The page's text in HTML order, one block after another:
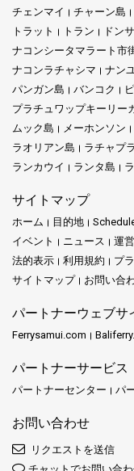
会社について
トラートに拠点を置
通ブランドです。こ
短距離フェリールー
は、スピード・安全
ムーズな体験を提供す
提供されるサービ
Seudamgoは、トラ
フェリーサービスを
型フェリーで、従来
座席、エアコン、清
ど）が整備されてい
す。
チェンマイ
チャーン島
トラット
トラン ドン
ナコンシータマラート市
ナコンラチャシマ
ナン
パンガン島
バンコク
プラチュワップキーリー
ムック島
メーホンソン
ラオリアン島
ラチャプ
ランカウイ
ランタ島
サイトマップ
ホーム 目的地
イベント
ニュース 運
法的表示
利用規約 プ
サイトマップ
お問い合
パートナーウェブサ
Ferrysamui.com
パートナーサービス
パートナーセンター パ
お問い合わせ
リクエストを送信